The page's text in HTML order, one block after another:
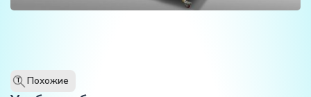
T Похожие